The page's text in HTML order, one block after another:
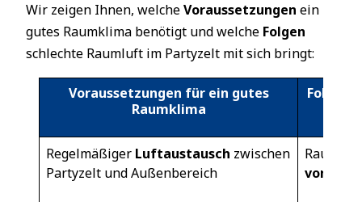
Wir zeigen Ihnen, welcheVoraussetzungen ein
gutes Raumklima benötigt und welche Folgen
schlechte Raumluft im Partyzelt mit sich bringt:
Voraussetzungen für ein gutes
Raumklima
Folgen
Regelmäßiger Luftaustausch zwischen
Partyzelt und Außenbereich
von